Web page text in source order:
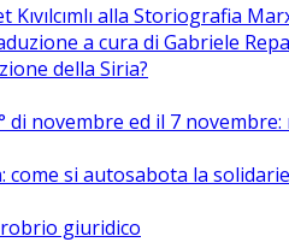
alla Storiografia
a cura di Gabriele
della Siria?
di novembre ed il 7
come si autosabota la
giuridico